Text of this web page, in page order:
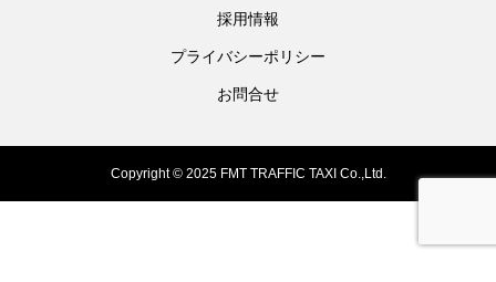
採用情報
プライバシーポリシー
お問合せ
Copyright © 2025 FMT TRAFFIC TAXI Co.,Ltd.